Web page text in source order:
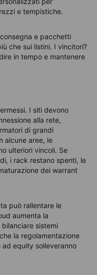
e tempistiche.
e pacchetti
che sui listini. I vincitori?
in tempo e mantenere
I siti devono
alla rete,
di grandi
alcune aree, le
ulteriori vincoli. Se
i rack restano spenti, le
dei warrant
può rallentare le
aumenta la
sistemi
la regolamentazione
equity solleveranno